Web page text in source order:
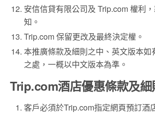
安信信貸有限公司及 Trip.com 權利
知。
Trip.com 保留更改及最終決定權。
本推廣條款及細則之中、英文版本如
之處，一概以中文版本為準。
Trip.com酒店優惠條款及細
客戶必須於Trip.com指定網頁預訂酒